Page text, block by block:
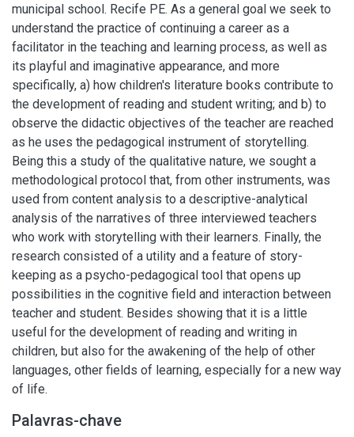
municipal school. Recife PE. As a general goal we seek to
understand the practice of continuing a career as a
facilitator in the teaching and learning process, as well as
its playful and imaginative appearance, and more
specifically, a) how children's literature books contribute to
the development of reading and student writing; and b) to
observe the didactic objectives of the teacher are reached
as he uses the pedagogical instrument of storytelling.
Being this a study of the qualitative nature, we sought a
methodological protocol that, from other instruments, was
used from content analysis to a descriptive-analytical
analysis of the narratives of three interviewed teachers
who work with storytelling with their learners. Finally, the
research consisted of a utility and a feature of story-
keeping as a psycho-pedagogical tool that opens up
possibilities in the cognitive field and interaction between
teacher and student. Besides showing that it is a little
useful for the development of reading and writing in
children, but also for the awakening of the help of other
languages, other fields of learning, especially for a new way
of life.
Palavras-chave